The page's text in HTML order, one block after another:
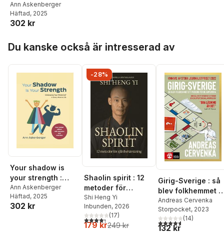
embracing your
whole self in every
role in life
Ann Askenberger
Häftad, 2025
302 kr
Du kanske också är intresserad av
Your shadow is
your strength :
embracing your
whole self in every
role in life
Ann Askenberger
Häftad, 2025
302 kr
-28%
Shaolin spirit : 12
metoder för
självbehärskning
Shi Heng Yi
Inbunden, 2026
4,3utav 5 stjärnor. Totalt antal röster:
(17)
179 kr249 kr
Girig-Sverige : så
blev folkhemmet
paradis för de
superrika
Andreas Cervenka
Storpocket, 2023
4,6utav 5 stjärnor.
(14)
132 kr